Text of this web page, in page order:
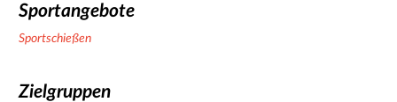
Sportangebote
Sportschießen
Zielgruppen